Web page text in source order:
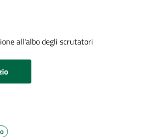
all'albo degli scrutatori